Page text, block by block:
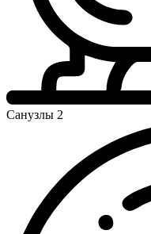
Санузлы 2